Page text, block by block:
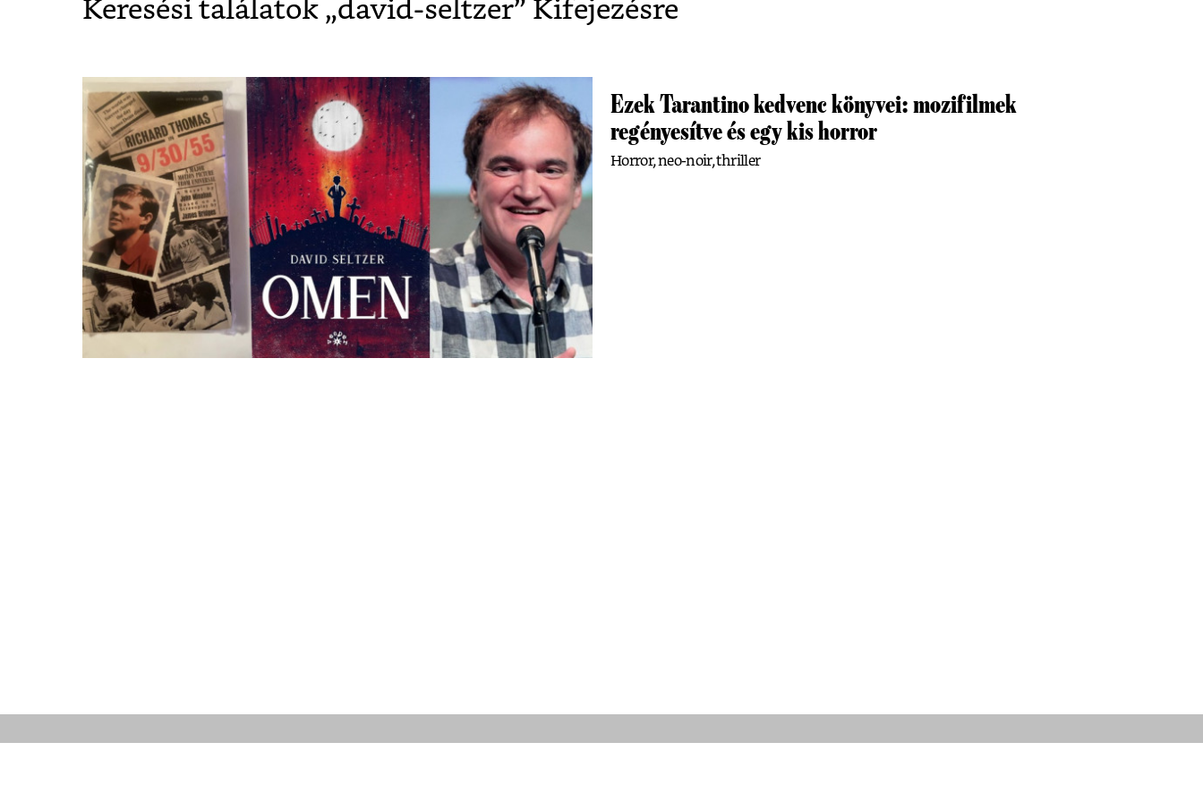
Keresési találatok „david-seltzer” Kifejezésre
Ezek Tarantino kedvenc könyvei: mozifilmek
regényesítve és egy kis horror
Horror, neo-noir, thriller